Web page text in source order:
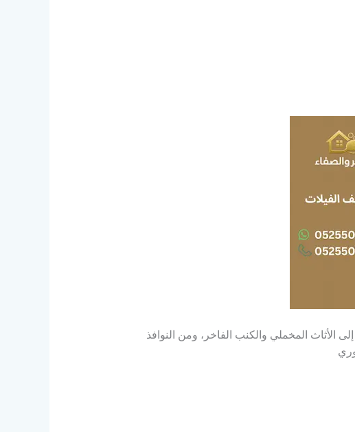
الأثاث المخملي والكنب الفاخر، ومن النوافذ